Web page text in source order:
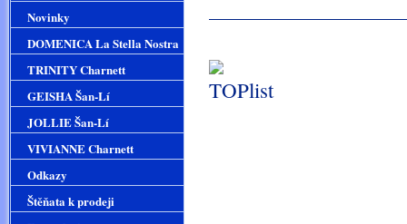
Novinky
DOMENICA La Stella Nostra
TRINITY Charnett
GEISHA Šan-Lí
JOLLIE Šan-Lí
VIVIANNE Charnett
Odkazy
Štěňata k prodeji